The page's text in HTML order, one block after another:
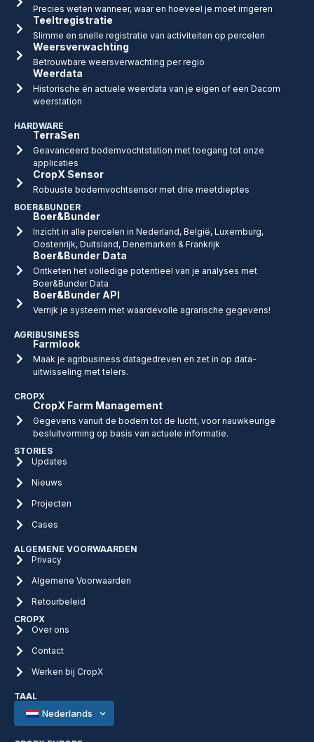
Precies weten wanneer, waar en hoeveel je moet irrigeren
Teeltregistratie
Slimme en snelle registratie van activiteiten op percelen
Weersverwachting
Betrouwbare weersverwachting per regio
Weerdata
Historische én actuele weerdata van je eigen of een Dacom
weerstation
HARDWARE
TerraSen
Geavanceerd bodemvochtstation met toegang tot onze
applicaties
CropX Sensor
Robuuste bodemvochtsensor met drie meetdieptes
BOER&BUNDER
Boer&Bunder
Inzicht in alle percelen in Nederland, België, Luxemburg,
Oostenrijk, Duitsland, Denemarken & Frankrijk
Boer&Bunder Data
Ontketen het volledige potentieel van je analyses met
Boer&Bunder Data
Boer&Bunder API
Verrijk je systeem met waardevolle agrarische gegevens!
AGRIBUSINESS
Farmlook
Maak je agribusiness datagedreven en zet in op data-
uitwisseling met telers.
CROPX
CropX Farm Management
Gegevens vanuit de bodem tot de lucht, voor nauwkeurige
besluitvorming op basis van actuele informatie.
STORIES
Updates
Nieuws
Projecten
Cases
ALGEMENE VOORWAARDEN
Privacy
Algemene Voorwaarden
Retourbeleid
CROPX
Over ons
Contact
Werken bij CropX
TAAL
Nederlands